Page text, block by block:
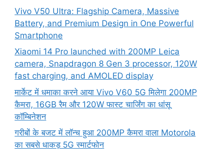
Vivo V50 Ultra: Flagship Camera, Massive
Battery, and Premium Design in One Powerful
Smartphone
Xiaomi 14 Pro launched with 200MP Leica
camera, Snapdragon 8 Gen 3 processor, 120W
fast charging, and AMOLED display
मार्केट में धमाका करने आया Vivo V60 5G मिलेगा 200MP
कैमरा, 16GB रैम और 120W फास्ट चार्जिंग का धांसू
कॉम्बिनेशन
गरीबों के बजट में लॉन्च हुआ 200MP कैमरा वाला Motorola
का सबसे धाकड़ 5G स्मार्टफोन